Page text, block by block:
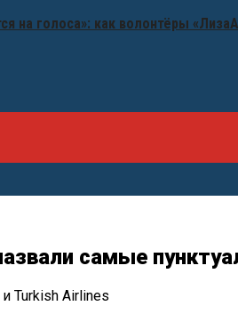
на голоса»: как волонтёры
самые
Turkish Airlines